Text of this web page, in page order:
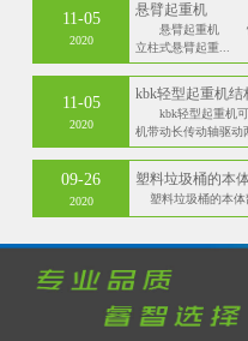
11-05
2020
悬臂起重机
悬臂起重机 悍肯
立柱式悬臂起重...
11-05
2020
kbk轻型起重机结
kbk轻型起重机可
机带动长传动轴驱动
09-26
2020
塑料垃圾桶的本
塑料垃圾桶的本体